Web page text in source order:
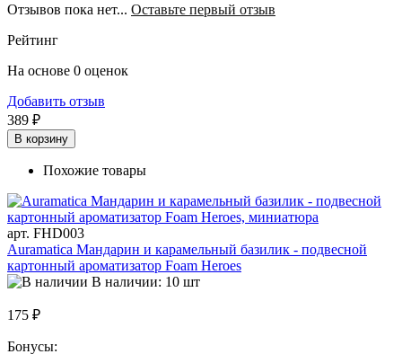
Отзывов пока нет... Оставьте первый отзыв
Рейтинг
На основе 0 оценок
Добавить отзыв
389 ₽
В корзину
Похожие товары
арт. FHD003
Auramatica Мандарин и карамельный базилик - подвесной
картонный ароматизатор Foam Heroes
В наличии: 10 шт
175 ₽
Бонусы: